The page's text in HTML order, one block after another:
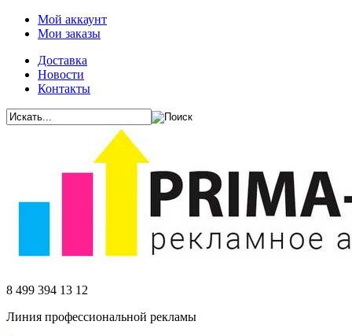
Мой аккаунт
Мои заказы
Доставка
Новости
Контакты
8 499 394 13 12
Линия профессиональной рекламы